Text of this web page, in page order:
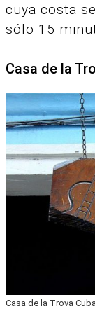
cuya costa
sólo 15
Casa de la
Casa de la Trova